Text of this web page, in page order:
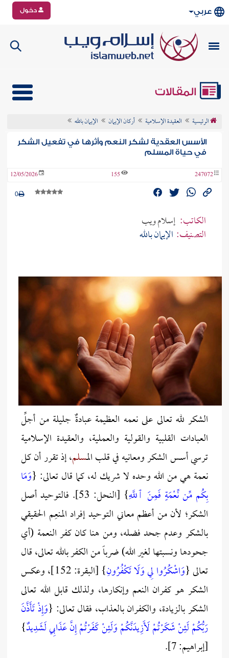
عربي دخول
المقالات
الرئيسية العقيدة الإسلامية أركان الإيمان الإيمان بالله
الأسس العقدية لشكر النعم وأثرها في تفعيل الشكر
في حياة المسلم
247072
155
12/05/2026
0
الكاتب: إسلام ويب
التصنيف: الإيمان بالله
الشكر لله تعالى على نعمه العظيمة عبادةٌ جليلة من أجلِّ
العبادات القلبية والقولية والعملية، والعقيدة الإسلامية
ترسي أسس الشكر ومعانيه في قلب المسلم، إذ تقرر أن كل
نعمة هي من الله وحده لا شريك له، كما قال تعالى: {وَمَا
بِكُم مِّن نِّعْمَةٍ فَمِنَ ٱللَّهِ
} [النحل: 53]. فالتوحيد أصل
الشكر؛ لأن من أعظم معاني التوحيد إفراد المنعِم الحقيقي
بالشكر وعدم جحد فضله، ومن هنا كان كفر النعمة (أي
جحودها ونسبتها لغير الله) ضرباً من الكفر بالله تعالى، قال
تعالى {وَاشْكُرُوا لِي وَلَا تَكْفُرُونِ
} [البقرة: 152]، وعكس
الشكر هو كفران النعم وإنكارها، ولذلك قابل الله تعالى
الشكر بالزيادة، والكفران بالعذاب، فقال تعالى: {وَإِذْ تَأَذَّنَ
رَبُّكُمْ لَئِنْ شَكَرْتُمْ لَأَزِيدَنَّكُمْ وَلَئِنْ كَفَرْتُمْ إِنَّ عَذَابِي لَشَدِيدٌ}
[إبراهيم: 7].